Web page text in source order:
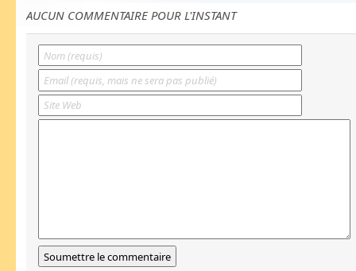
AUCUN COMMENTAIRE POUR L'INSTANT